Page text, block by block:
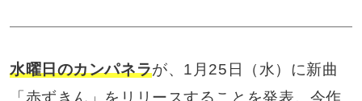
水曜日のカンパネラが、1月25日（水）に新曲